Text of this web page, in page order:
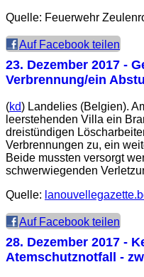
Quelle: Feuerwehr
Auf Facebook teilen
23. Dezember 2017 -
Verbrennung/ein
(kd) Landelies (Belgien).
leerstehenden Villa ein
dreistündigen
Verbrennungen zu, ein
Beide mussten versorgt
schwerwiegenden
Quelle:
Auf Facebook teilen
28. Dezember 2017 -
Atemschutznotfall -